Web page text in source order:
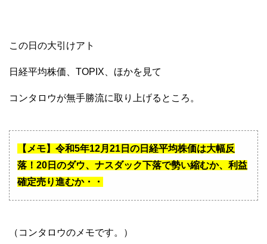
この日の大引けアト
日経平均株価、TOPIX、ほかを見て
コンタロウが無手勝流に取り上げるところ。
【メモ】令和5年12月21日の日経平均株価は大幅反
落！20日のダウ、ナスダック下落で勢い縮むか、利益
確定売り進むか・・
（コンタロウのメモです。）